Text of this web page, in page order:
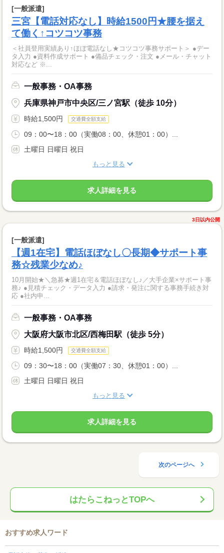
[一般派遣]
三宮【電話対応なし】時給1500円★腰を据え
て働く↑コツコツ事務
＜社員登用実績あり↑ほぼ電話なし★コツコツ事務サポート＞ ●デー
タ入力 ●資料作成サポート ●備品チェック・注文 ●メール・チャット
対応など ※...
一般事務・OA事務
兵庫県神戸市中央区/三ノ宮駅（徒歩 10分）
時給1,500円 交通費全額支給
09：00〜18：00（実働08：00、休憩01：00）...
土曜日 日曜日 祝日
もっと見る
求人詳細を見る
3日以内公開
[一般派遣]
【週1在宅】電話ほぼなし〇長期◆サポート事
務☆残業少なめ♪
10月開始★＼急募★週1在宅＆電話ほぼなし♪／大手企業×サポート事
務♪ ●見積チェック・データ入力 ●請求・発注に関する事務手続き対
応 ●社内申...
一般事務・OA事務
大阪府大阪市北区/西梅田駅（徒歩 5分）
時給1,500円 交通費全額支給
09：30〜18：00（実働07：30、休憩01：00）...
土曜日 日曜日 祝日
もっと見る
求人詳細を見る
次のページへ
はたらこねっとTOPへ
おすすめ求人ワード